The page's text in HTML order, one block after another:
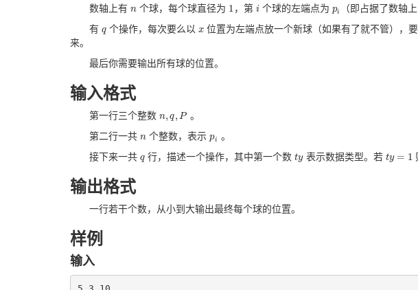
数轴上有 n
n 个球，每个球直径为 1
1 ，第 i
i个球的左端点为 pi
pi （即占据了数轴上
有 q
q 个操作，每次要么以x
x 位置为左端点放一个新球（如果有了就不管），
来。
最后你需要输出所有球的位置。
输入格式
第一行三个整数 n, q, P
n,q,P
。
第二行一共 n
n 个整数，表示pi
pi 。
接下来一共 q
q 行，描述一个操作，其中第一个数ty
ty表示数据类型。若 ty = 1
ty=1
输出格式
一行若干个数，从小到大输出最终每个球的位置。
样例
输入